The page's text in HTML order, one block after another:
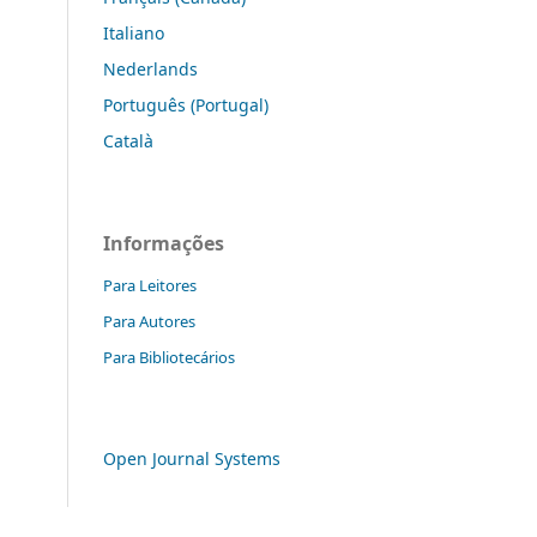
Italiano
Nederlands
Português (Portugal)
Català
Informações
Para Leitores
Para Autores
Para Bibliotecários
Open Journal Systems